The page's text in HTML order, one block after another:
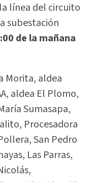
línea del circuito
subestación
de la mañana
Morita, aldea
aldea El Plomo,
Sumasapa,
Procesadora
San Pedro
Las Parras,